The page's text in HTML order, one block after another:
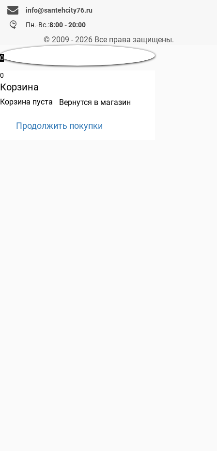
info@santehcity76.ru
Пн.-Вс.:8:00 - 20:00
© 2009 - 2026 Все права защищены.
0
0
Корзина
Корзина пуста Вернутся в магазин
Продолжить покупки